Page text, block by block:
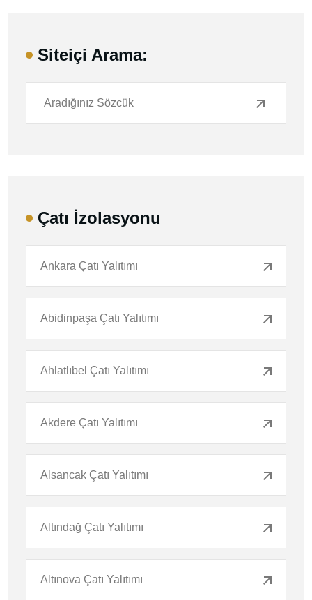
Siteiçi Arama:
Çatı İzolasyonu
Ankara Çatı Yalıtımı
Abidinpaşa Çatı Yalıtımı
Ahlatlıbel Çatı Yalıtımı
Akdere Çatı Yalıtımı
Alsancak Çatı Yalıtımı
Altındağ Çatı Yalıtımı
Altınova Çatı Yalıtımı